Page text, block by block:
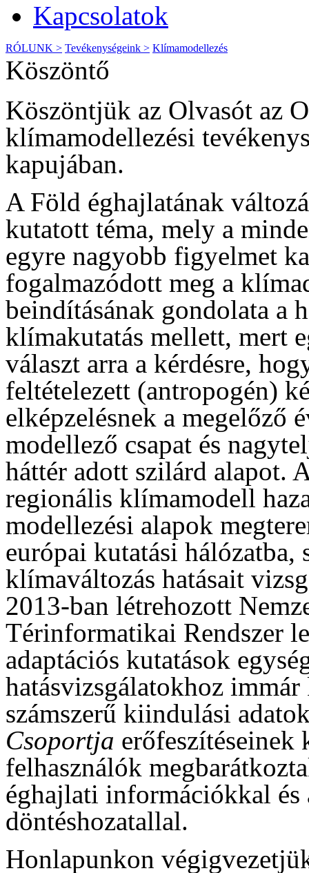
Kapcsolatok
RÓLUNK > Tevékenységeink > Klímamodellezés
Köszöntő
Köszöntjük az Olvasót az
klímamodellezési
kapujában.
A Föld éghajlatának
kutatott téma, mely a
egyre nagyobb figyelmet
fogalmazódott meg a
beindításának gondolata a
klímakutatás mellett, mert
választ arra a kérdésre,
feltételezett (antropogén)
elképzelésnek a megelőző
modellező csapat és
háttér adott szilárd alapot.
regionális klímamodell
modellezési alapok
európai kutatási hálózatba,
klímaváltozás hatásait
2013-ban létrehozott
Térinformatikai Rendszer
adaptációs kutatások
hatásvizsgálatokhoz
számszerű kiindulási
Csoportja erőfeszítéseinek
felhasználók
éghajlati információkkal és
döntéshozatallal.
Honlapunkon